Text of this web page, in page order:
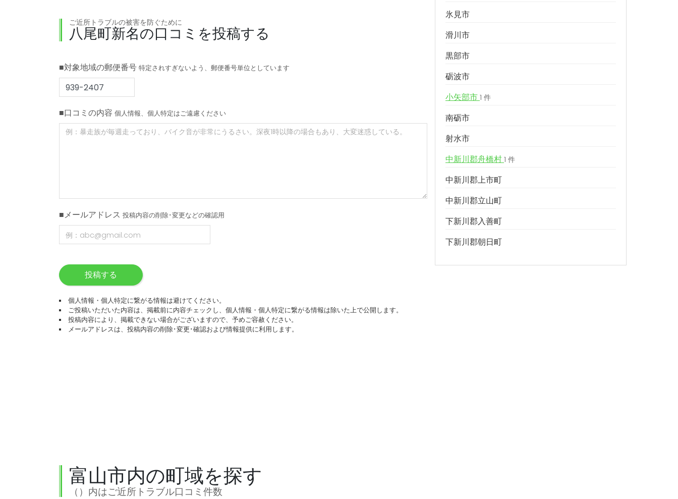
ご近所トラブルの被害を防ぐために
八尾町新名の口コミを投稿する
■対象地域の郵便番号 特定されすぎないよう、郵便番号単位としています
■口コミの内容 個人情報、個人特定はご遠慮ください
■メールアドレス 投稿内容の削除･変更などの確認用
投稿する
個人情報・個人特定に繋がる情報は避けてください。
ご投稿いただいた内容は、掲載前に内容チェックし、個人情報・個人特定に繋がる情報は除いた上で公開します。
投稿内容により、掲載できない場合がございますので、予めご容赦ください。
メールアドレスは、投稿内容の削除･変更･確認および情報提供に利用します。
富山市内の町域を探す
（）内はご近所トラブル口コミ件数
氷見市
滑川市
黒部市
砺波市
小矢部市 1 件
南砺市
射水市
中新川郡舟橋村 1 件
中新川郡上市町
中新川郡立山町
下新川郡入善町
下新川郡朝日町